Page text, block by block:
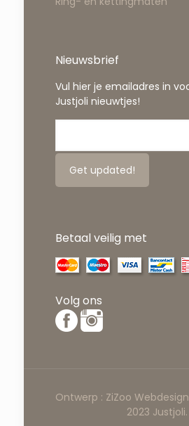
Nieuwsbrief
Vul hier je emailadres in
Justjoli nieuwtjes!
Betaal veilig met
Volg ons
Ontwerp : ZiZoo Webdesign
2023 Justjoli.